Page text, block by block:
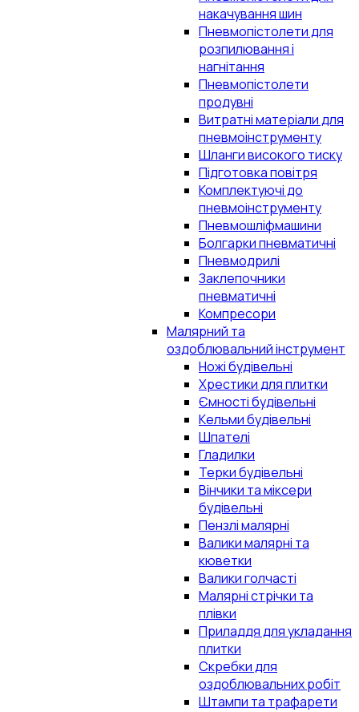
накачування шин
Пневмопістолети для
розпилювання і
нагнітання
Пневмопістолети
продувні
Витратні матеріали для
пневмоінструменту
Шланги високого тиску
Підготовка повітря
Комплектуючі до
пневмоінструменту
Пневмошліфмашини
Болгарки пневматичні
Пневмодрилі
Заклепочники
пневматичні
Компресори
Малярний та
оздоблювальний інструмент
Ножі будівельні
Хрестики для плитки
Ємності будівельні
Кельми будівельні
Шпателі
Гладилки
Терки будівельні
Вінчики та міксери
будівельні
Пензлі малярні
Валики малярні та
кюветки
Валики голчасті
Малярні стрічки та
плівки
Приладдя для укладання
плитки
Скребки для
оздоблювальних робіт
Штампи та трафарети